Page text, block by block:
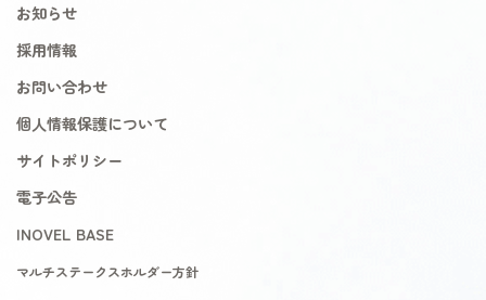
お知らせ
採用情報
お問い合わせ
個人情報保護について
サイトポリシー
電子公告
INOVEL BASE
マルチステークスホルダー方針